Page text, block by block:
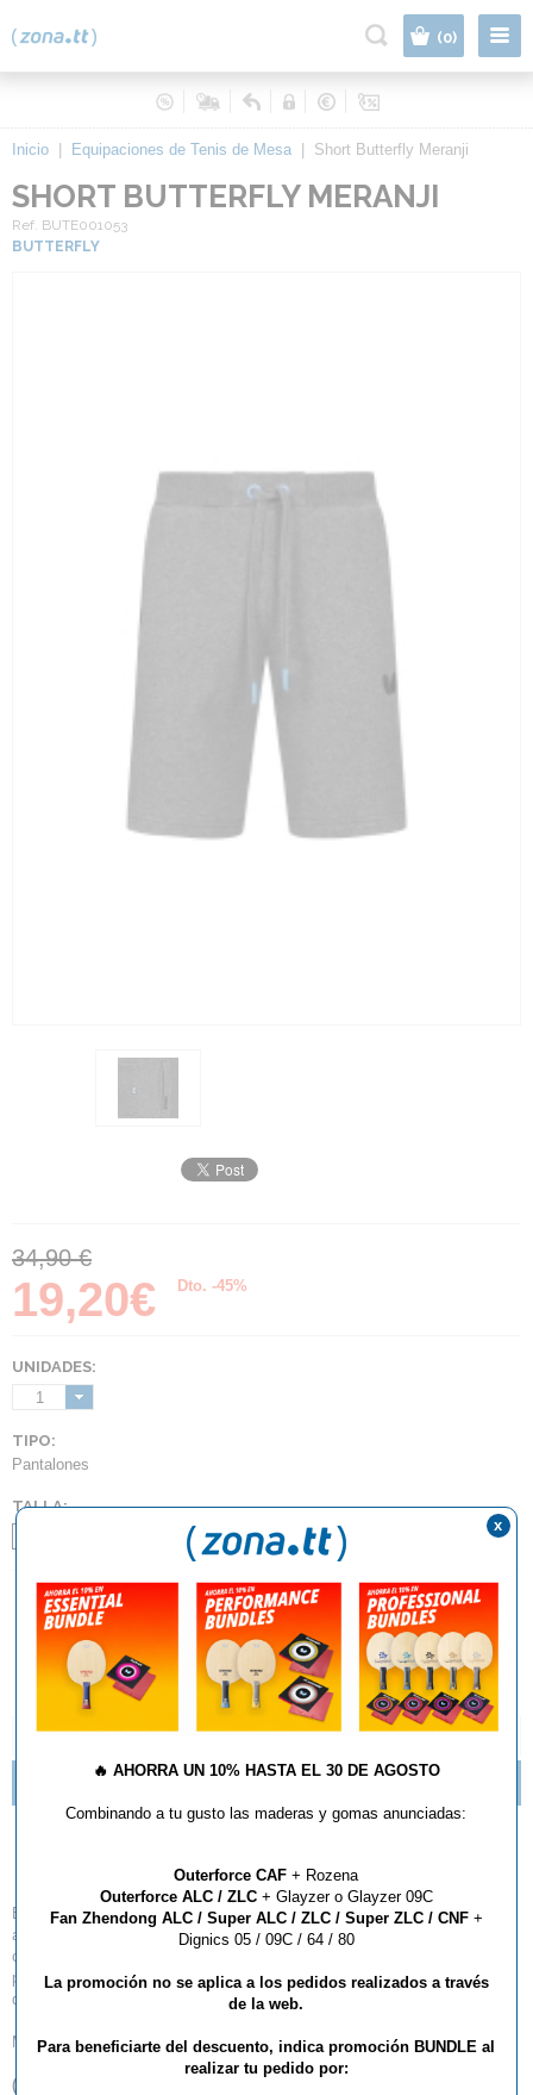
(0)
Inicio Equipaciones de Tenis de Mesa Short Butterfly Meranji
SHORT BUTTERFLY MERANJI
Ref. BUTE001053
BUTTERFLY
34,90 €
19,20€ Dto. -45%
UNIDADES:
1
TIPO:
Pantalones
TALLA:
AÑADIR AL CARRITO
DESCRIPCIÓN Y CARACTERÍSTICAS
Short Butterfly Meranji
Este pantalón corto de diseño clásico, confeccionado en una mezcla de
algodón, es ideal para actividades de ocio y deportes informales. Su
cómodo ajuste, unido a un sutil diseño, hacen de Meranji un compañero
perfecto para el día a día. Con cintura de cordón elástico y bolsillos
delanteros.
Material: 80% algodón / 20% poliéster
(
🔥 AHORRA UN 10% HASTA EL 30 DE AGOSTO
Combinando a tu gusto las maderas y gomas anunciadas:
Outerforce CAF + Rozena
Outerforce ALC / ZLC+ Glayzer o Glayzer 09C
Fan Zhendong ALC / Super ALC / ZLC / Super ZLC / CNF+
Dignics 05 / 09C / 64 / 80
La promoción no se aplica a los pedidos realizados a través
de la web.
Para beneficiarte del descuento, indica promoción BUNDLE al
realizar tu pedido por:
x